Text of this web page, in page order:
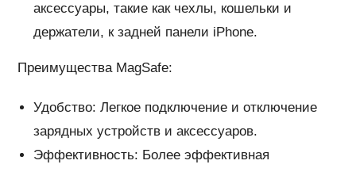
аксессуары, такие как чехлы, кошельки и
держатели, к задней панели iPhone.
Преимущества MagSafe:
Удобство: Легкое подключение и отключение
зарядных устройств и аксессуаров.
Эффективность: Более эффективная